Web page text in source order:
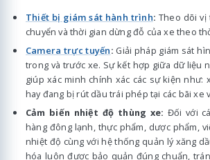
Thiết bị giám sát hành trình: Theo dõi vị
chuyển và thời gian dừng đỗ của xe theo
Camera trực tuyến: Giải pháp giám sát
trong và trước xe. Sự kết hợp giữa dữ liệu
giúp xác minh chính xác các sự kiện như:
hay đang bị rút dầu trái phép tại các bãi xe
Cảm biến nhiệt độ thùng xe: Đối với
hàng đông lạnh, thực phẩm, dược phẩm,
nhiệt độ cùng với hệ thống quản lý xăng
hóa luôn được bảo quản đúng chuẩn,